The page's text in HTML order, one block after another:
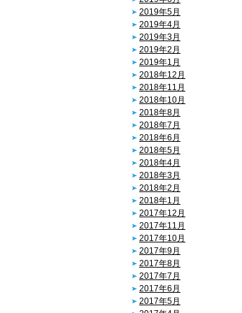
2019年5月
2019年4月
2019年3月
2019年2月
2019年1月
2018年12月
2018年11月
2018年10月
2018年8月
2018年7月
2018年6月
2018年5月
2018年4月
2018年3月
2018年2月
2018年1月
2017年12月
2017年11月
2017年10月
2017年9月
2017年8月
2017年7月
2017年6月
2017年5月